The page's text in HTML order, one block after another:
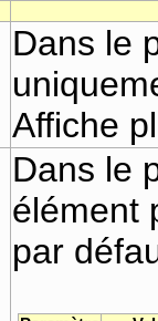
Dans le
Affiche
Dans le
élément
par